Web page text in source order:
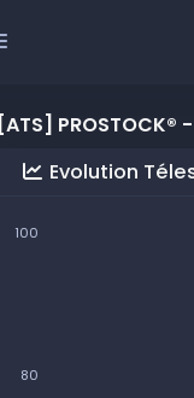
[ATS] PROSTOCK® -
Evolution
100
80